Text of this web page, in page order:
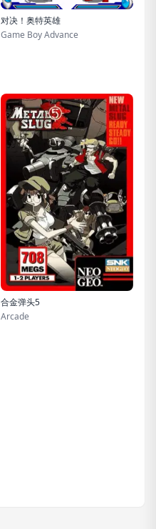
对决！奥特英雄
Game Boy Advance
合金弹头5
Arcade